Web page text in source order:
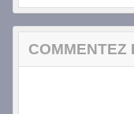
COMMENTEZ